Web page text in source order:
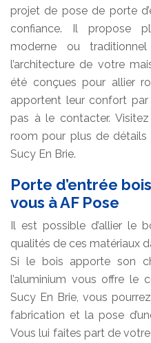
projet de pose de porte
confiance. Il propose
moderne ou
l’architecture de votre
été conçues pour allier
apportent leur confort par
pas à le contacter.
room pour plus de
Sucy En Brie.
Porte d’entrée
vous à AF Pose
Il est possible d’allier le
qualités de ces matériaux
Si le bois apporte son
l’aluminium vous offre le
Sucy En Brie, vous
fabrication et la pose
Vous lui faites part de